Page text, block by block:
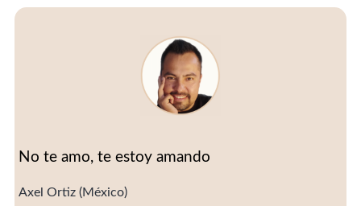
No te amo, te estoy amando
Axel Ortiz (México)